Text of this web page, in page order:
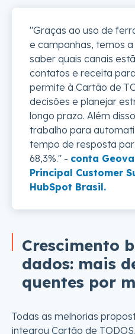
"Graças ao uso de
e campanhas, temos
saber quais canais
contatos e receita
permite à Cartão de
decisões e planejar
longo prazo. Além
trabalho para
tempo de resposta
68,3%." - conta
Principal Customer
HubSpot Brasil.
Crescimento
dados: mais
quentes por
Todas as melhorias
integrou Cartão de